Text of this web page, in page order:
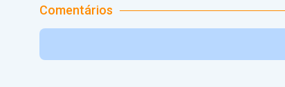
Comentários